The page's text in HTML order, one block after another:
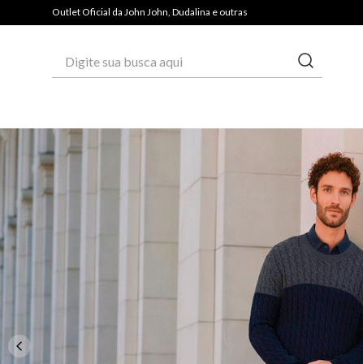
Outlet Oficial da John John, Dudalina e outrasPAGUE COM PIX E GANHE 3% OFF*